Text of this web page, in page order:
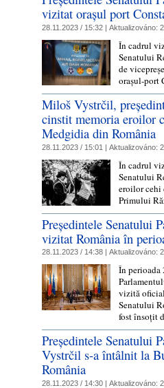
vizitat orașul port
28.11.2023 / 15:32 | Aktualizováno:
În cadrul
Senatului
de
orașul-port
Miloš Vystrčil,
cinstit memoria eroilor
Medgidia din România
28.11.2023 / 15:01 | Aktualizováno:
În cadrul
Senatului
eroilor
Primului
Președintele Senatului
vizitat România în
28.11.2023 / 14:38 | Aktualizováno:
În perioada
vizită
Senatului
fost însoțit
Președintele Senatului
Vystrčil s-a întâlnit la
România
28.11.2023 / 14:30 | Aktualizováno: